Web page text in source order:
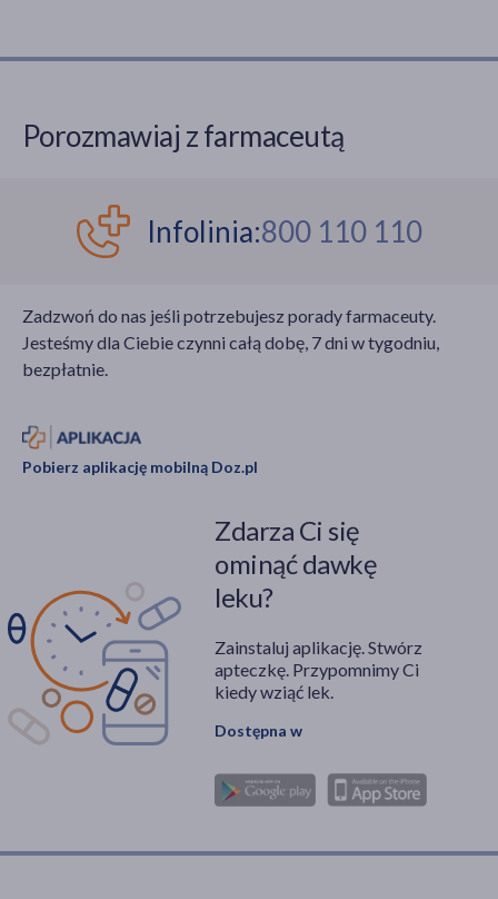
Porozmawiaj z farmaceutą
Infolinia:800 110 110
Zadzwoń do nas jeśli potrzebujesz porady farmaceuty.
Jesteśmy dla Ciebie czynni całą dobę, 7 dni w tygodniu,
bezpłatnie.
Pobierz aplikację mobilną Doz.pl
Zdarza Ci się
ominąć dawkę
leku?
Zainstaluj aplikację. Stwórz
apteczkę. Przypomnimy Ci
kiedy wziąć lek.
Dostępna w